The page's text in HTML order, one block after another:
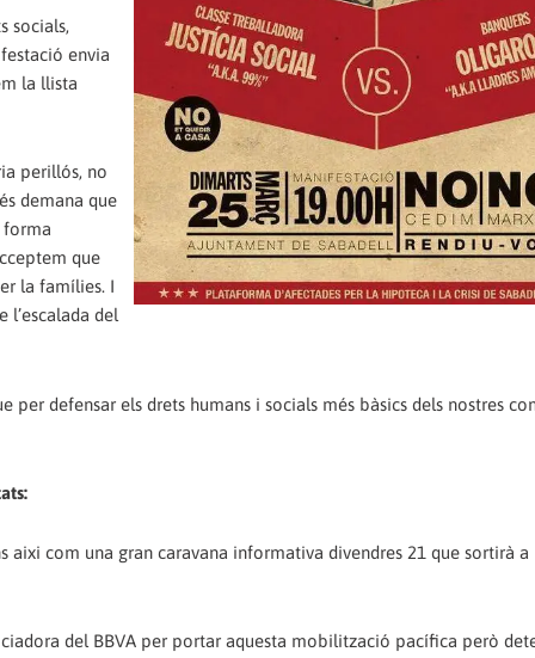
socials,
envia
la llista
perillós, no
demana que
forma
que
la famílies. I
del
defensar els drets humans i socials més bàsics dels nostres
com una gran caravana informativa divendres 21 que sortirà a
del BBVA per portar aquesta mobilització pacífica però